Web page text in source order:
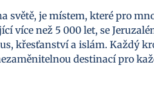
světě, je místem, které pro
více než 5 000 let, se
křesťanství a islám. Každý
destinací pro